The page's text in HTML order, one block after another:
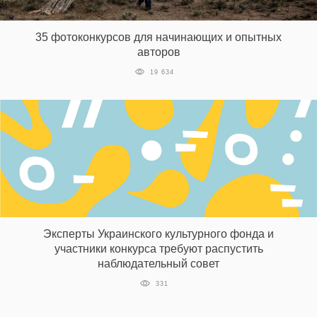
35 фотоконкурсов для начинающих и опытных
авторов
19 634
Эксперты Украинского культурного фонда и
участники конкурса требуют распустить
наблюдательный совет
331